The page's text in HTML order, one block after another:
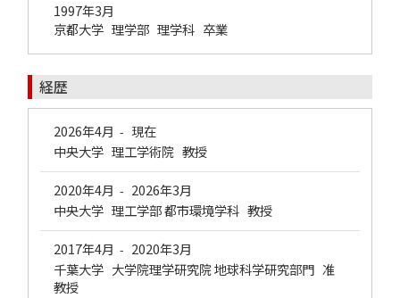
1997年3月
京都大学 理学部 理学科 卒業
経歴
2026年4月 - 現在
中央大学 理工学術院 教授
2020年4月 - 2026年3月
中央大学 理工学部 都市環境学科 教授
2017年4月 - 2020年3月
千葉大学 大学院理学研究院 地球科学研究部門 准
教授